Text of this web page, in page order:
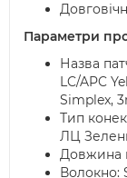
Параметри
Назва
LC/APC
Simplex,
Тип
ЛЦ
Довжина
Волокно: